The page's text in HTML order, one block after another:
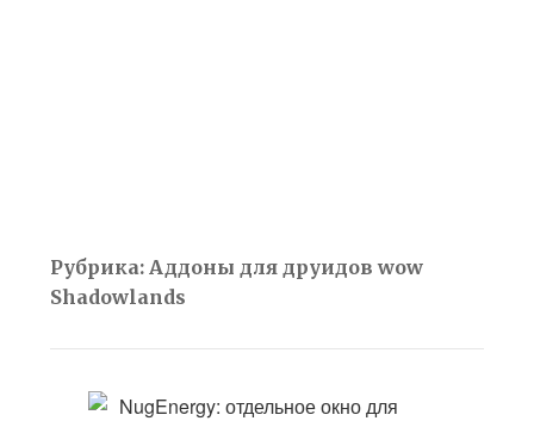
Рубрика:Аддоны для друидов wow
Shadowlands